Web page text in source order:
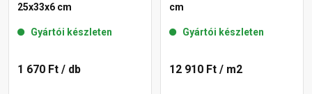
25x33x6 cm
Gyártói készleten
1 670 Ft / db
cm
Gyártói készleten
12 910 Ft / m2